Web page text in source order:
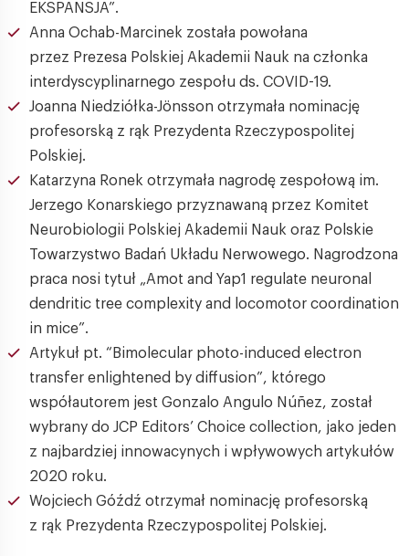
EKSPANSJA”.
Anna Ochab-Marcinek została powołana
przez Prezesa Polskiej Akademii Nauk na członka
interdyscyplinarnego zespołu ds. COVID-19.
Joanna Niedziółka-Jönsson otrzymała nominację
profesorską z rąk Prezydenta Rzeczypospolitej
Polskiej.
Katarzyna Ronek otrzymała nagrodę zespołową im.
Jerzego Konarskiego przyznawaną przez Komitet
Neurobiologii Polskiej Akademii Nauk oraz Polskie
Towarzystwo Badań Układu Nerwowego. Nagrodzona
praca nosi tytuł „Amot and Yap1 regulate neuronal
dendritic tree complexity and locomotor coordination
in mice”.
Artykuł pt. “Bimolecular photo-induced electron
transfer enlightened by diffusion”, którego
współautorem jest Gonzalo Angulo Núñez, został
wybrany do JCP Editors’ Choice collection, jako jeden
z najbardziej innowacynych i wpływowych artykułów
2020 roku.
Wojciech Góźdź otrzymał nominację profesorską
z rąk Prezydenta Rzeczypospolitej Polskiej.